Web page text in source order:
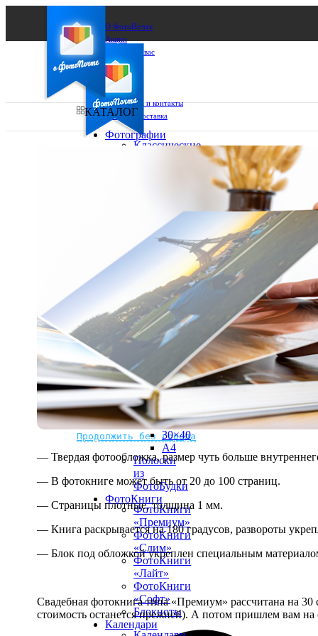
О ФотоПочте
Акции
Сделаем за вас
Бизнесу
FAQ
Франшиза
Поддержка и контакты
Оплата и доставка
Выберите из списка:
Не нашли Ваш город?
Мы доставляем по всему миру
Продолжить без города
КАТАЛОГ
Фотографии
Классические
15х20
20х30
30х40
А4
Фото
в
рамке
10х10
10×15
13×18
15×15
15×20
30×30
30×40
A4
Полоски
из
ФотоБудки
ФотоКниги
ФотоКниги
«Премиум»
ФотоКниги
«Слим»
ФотоКниги
«Лайт»
ФотоКниги
«Софт»
Блокноты
Календари
— Твердая фотообложка, размер чуть больше
— В фотокниге может быть от 20 до 100 страниц.
— Страницы плотные, толщина 1 мм.
— Книга раскрывается на 180 градусов, развороты
— Блок под обложкой укреплен специальным
Свадебная фотокнига типа «Премиум» рассчитана на
стоимость останется прежней). А потом пришлем вам на